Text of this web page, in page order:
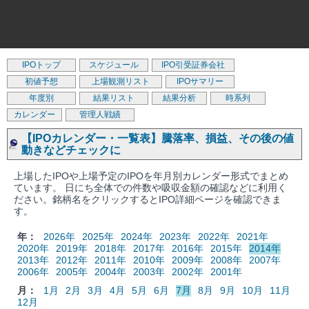
IPOトップ スケジュール
IPO引受証券会社
初値予想
上場観測リスト
IPOサマリー
年度別
結果リスト 結果分析
時系列
カレンダー
管理人戦績
【IPOカレンダー・一覧表】騰落率、損益、その後の値
動きなどチェックに
上場したIPOや上場予定のIPOを年月別カレンダー形式でまとめ
ています。 日にち全体での件数や吸収金額の確認などに利用く
ださい。銘柄名をクリックするとIPO詳細ページを確認できま
す。
年： 2026年 2025年 2024年 2023年 2022年
2021年
2020年
2019年 2018年 2017年 2016年 2015年
2014年
2013年
2012年 2011年 2010年 2009年 2008年
2007年
2006年
2005年 2004年 2003年 2002年
2001年
月：
1月 2月 3月 4月 5月 6月 7月 8月 9月 10月
11月
12月